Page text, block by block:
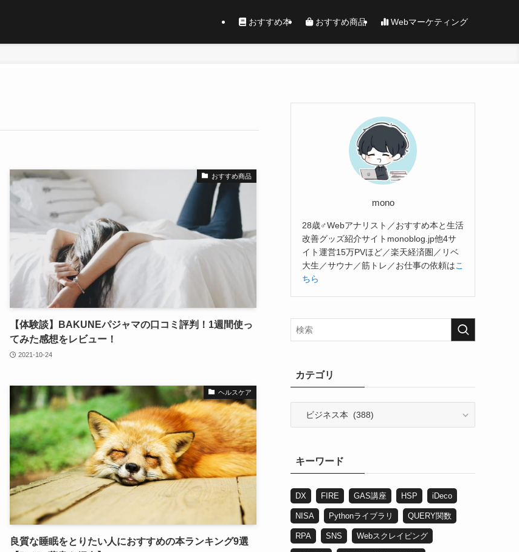
おすすめ本 おすすめ商品 Webマーケティング
おすすめ商品
【体験談】BAKUNEパジャマの口コミ評判！1週間使っ
てみた感想をレビュー！
2021-10-24
ヘルスケア
良質な睡眠をとりたい人におすすめの本ランキング9選
mono
28歳♂Webアナリスト／おすすめ本と生活
改善グッズ紹介サイトmonoblog.jp他4サ
イト運営15万PVほど／楽天経済圏／リベ
大生／サウナ／筋トレ／お仕事の依頼はこ
ちら
カテゴリ
キーワード
DX FIRE GAS講座 HSP iDeco
NISA Pythonライブラリ QUERY関数
RPA SNS Webスクレイピング